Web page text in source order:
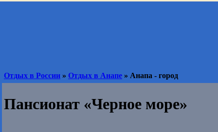
Отдых в России » Отдых в Анапе » Анапа - город
Пансионат «Черное море»